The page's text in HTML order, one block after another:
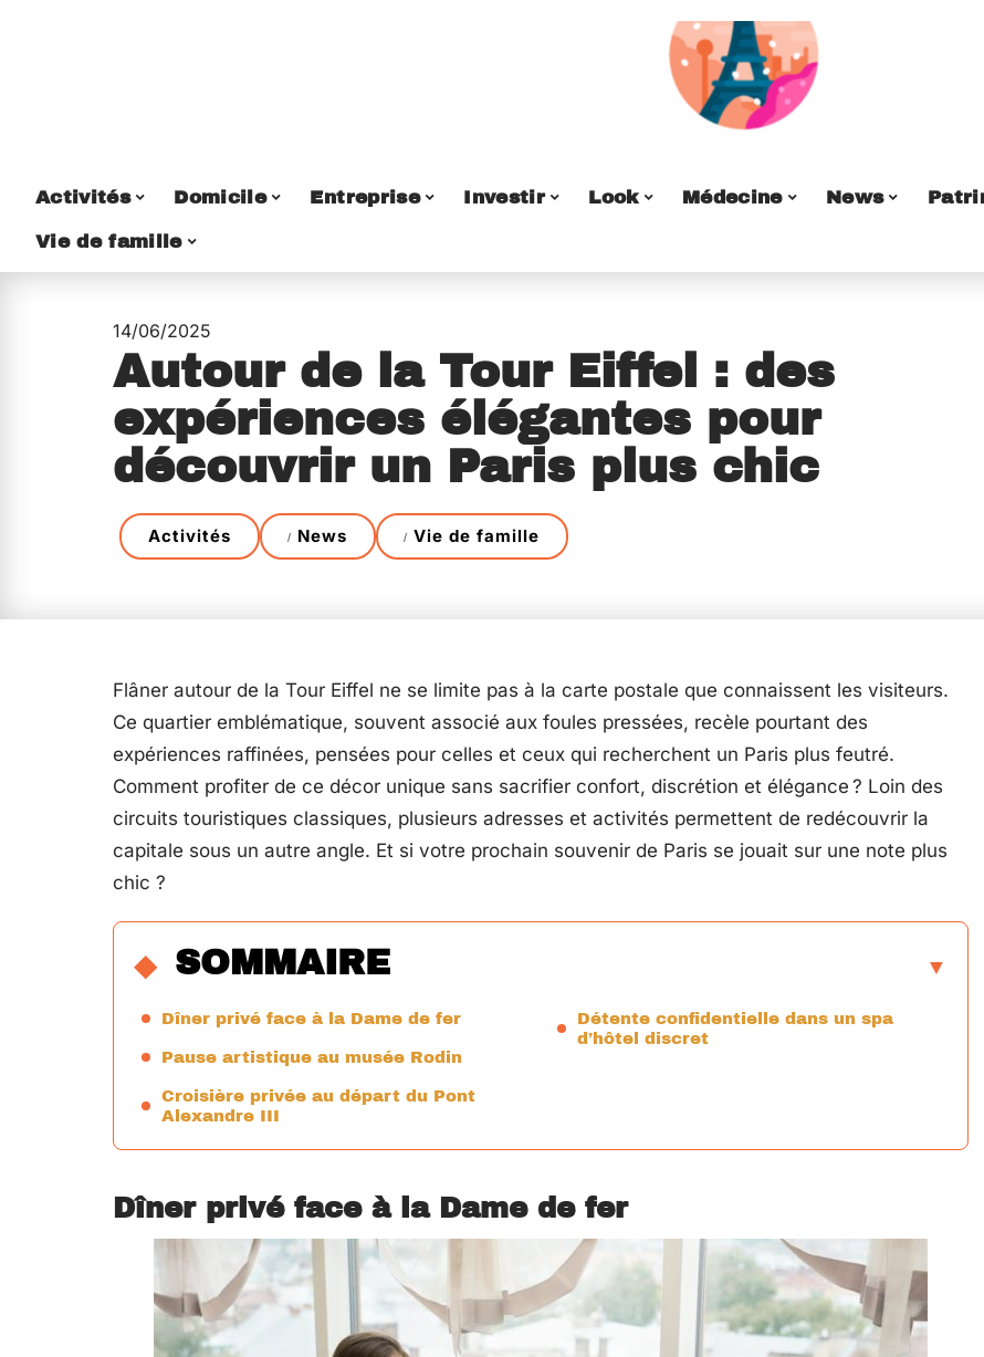
Activités Domicile Entreprise Investir Look Médecine News
Vie de famille
14/06/2025
Autour de la Tour Eiffel : des
expériences élégantes pour
découvrir un Paris plus chic
Activités News Vie de famille
Flâner autour de la Tour Eiffel ne se limite pas à la carte postale que connaissent les visiteurs.
Ce quartier emblématique, souvent associé aux foules pressées, recèle pourtant des
expériences raffinées, pensées pour celles et ceux qui recherchent un Paris plus feutré.
Comment profiter de ce décor unique sans sacrifier confort, discrétion et élégance ? Loin des
circuits touristiques classiques, plusieurs adresses et activités permettent de redécouvrir la
capitale sous un autre angle. Et si votre prochain souvenir de Paris se jouait sur une note plus
chic ?
SOMMAIRE
Dîner privé face à la Dame de fer
Pause artistique au musée Rodin
Croisière privée au départ du Pont
Alexandre III
Détente confidentielle dans un spa
d’hôtel discret
Dîner privé face à la Dame de fer